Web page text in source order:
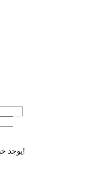
يوجد خطأ في اسم المستخدم أو كلمة المرور!